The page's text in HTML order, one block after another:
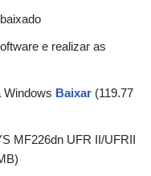
e realizar as
Windows Baixar (119.77
MF226dn UFR II/UFRII